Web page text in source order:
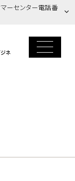
マーセンター電話番
ジネ